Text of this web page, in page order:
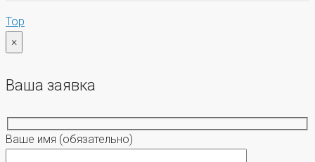
Top
×
Ваша заявка
Ваше имя (обязательно)